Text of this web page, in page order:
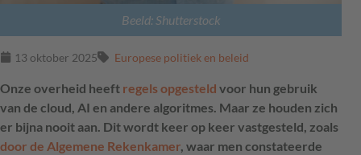
Beeld: Shutterstock
13 oktober 2025 Europese politiek en beleid
Onze overheid heeft regels opgesteld voor hun gebruik
van de cloud, AI en andere algoritmes. Maar ze houden zich
er bijna nooit aan. Dit wordt keer op keer vastgesteld, zoals
door de Algemene Rekenkamer, waar men constateerde